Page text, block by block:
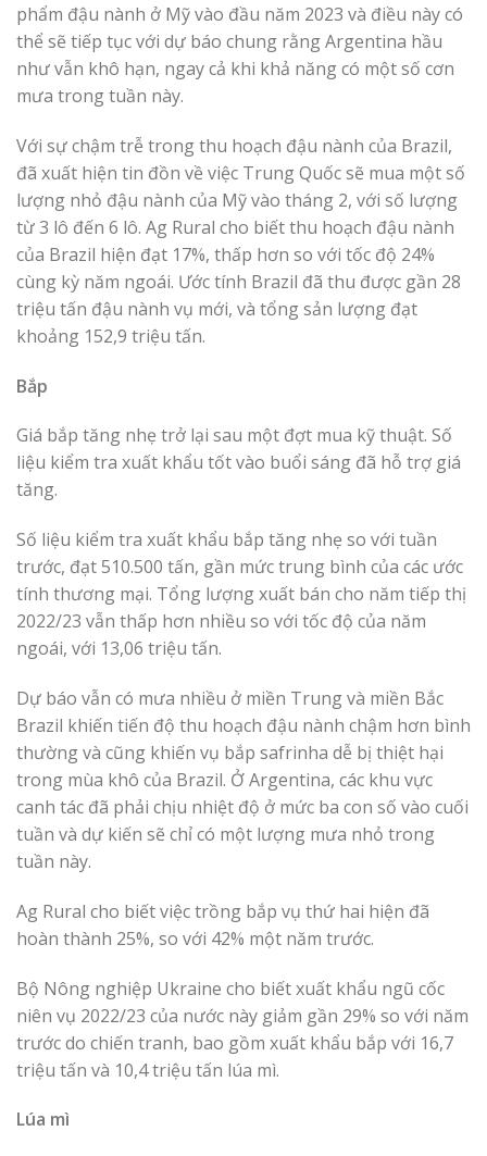
phẩm đậu nành ở Mỹ vào đầu năm 2023 và điều này có
thể sẽ tiếp tục với dự báo chung rằng Argentina hầu
như vẫn khô hạn, ngay cả khi khả năng có một số cơn
mưa trong tuần này.
Với sự chậm trễ trong thu hoạch đậu nành của Brazil,
đã xuất hiện tin đồn về việc Trung Quốc sẽ mua một số
lượng nhỏ đậu nành của Mỹ vào tháng 2, với số lượng
từ 3 lô đến 6 lô. Ag Rural cho biết thu hoạch đậu nành
của Brazil hiện đạt 17%, thấp hơn so với tốc độ 24%
cùng kỳ năm ngoái. Ước tính Brazil đã thu được gần 28
triệu tấn đậu nành vụ mới, và tổng sản lượng đạt
khoảng 152,9 triệu tấn.
Bắp
Giá bắp tăng nhẹ trở lại sau một đợt mua kỹ thuật. Số
liệu kiểm tra xuất khẩu tốt vào buổi sáng đã hỗ trợ giá
tăng.
Số liệu kiểm tra xuất khẩu bắp tăng nhẹ so với tuần
trước, đạt 510.500 tấn, gần mức trung bình của các ước
tính thương mại. Tổng lượng xuất bán cho năm tiếp thị
2022/23 vẫn thấp hơn nhiều so với tốc độ của năm
ngoái, với 13,06 triệu tấn.
Dự báo vẫn có mưa nhiều ở miền Trung và miền Bắc
Brazil khiến tiến độ thu hoạch đậu nành chậm hơn bình
thường và cũng khiến vụ bắp safrinha dễ bị thiệt hại
trong mùa khô của Brazil. Ở Argentina, các khu vực
canh tác đã phải chịu nhiệt độ ở mức ba con số vào cuối
tuần và dự kiến ​​​​sẽ chỉ có một lượng mưa nhỏ trong
tuần này.
Ag Rural cho biết việc trồng bắp vụ thứ hai hiện đã
hoàn thành 25%, so với 42% một năm trước.
Bộ Nông nghiệp Ukraine cho biết xuất khẩu ngũ cốc
niên vụ 2022/23 của nước này giảm gần 29% so với năm
trước do chiến tranh, bao gồm xuất khẩu bắp với 16,7
triệu tấn và 10,4 triệu tấn lúa mì.
Lúa mì